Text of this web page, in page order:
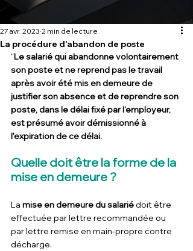
La procédure d'abandon de poste
27 avr. 2023 2 min de lecture
"Le salarié qui abandonne volontairement
son poste et ne reprend pas le travail
après avoir été mis en demeure de
justifier son absence et de reprendre son
poste, dans le délai fixé par l'employeur,
est présumé avoir démissionné à
l'expiration de ce délai.
Quelle doit être la forme de la
mise en demeure ?
La mise en demeure du salarié doit être
effectuée par lettre recommandée ou
par lettre remise en main-propre contre
décharge.